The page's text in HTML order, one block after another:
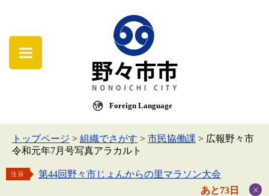
Foreign Language
トップページ > 組織でさがす > 市民協働課 > 広報野々市
令和元年7月号写真アラカルト
注目
第44回野々市じょんからの里マラソン大会
あと73日